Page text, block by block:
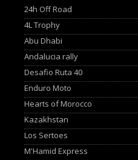
24h Off Road
4L Trophy
Abu Dhabi
Andalucia rally
Desafio Ruta 40
Enduro Moto
Hearts of Morocco
Kazakhstan
Los Sertoes
M'Hamid Express